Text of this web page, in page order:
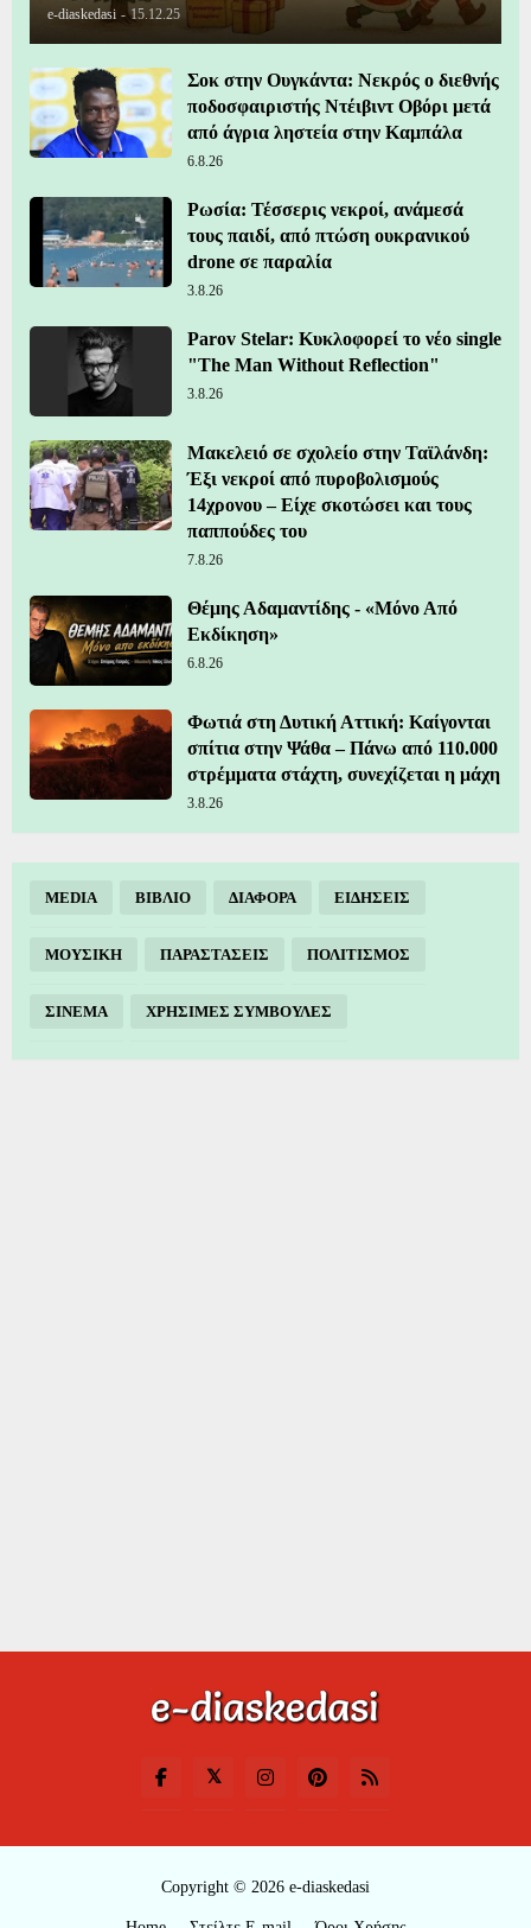
e-diaskedasi - 15.12.25
Σοκ στην Ουγκάντα: Νεκρός ο διεθνής
ποδοσφαιριστής Ντέιβιντ Οβόρι μετά
από άγρια ληστεία στην Καμπάλα
6.8.26
Ρωσία: Τέσσερις νεκροί, ανάμεσά
τους παιδί, από πτώση ουκρανικού
drone σε παραλία
3.8.26
Parov Stelar: Κυκλοφορεί το νέο single
"The Man Without Reflection"
3.8.26
Μακελειό σε σχολείο στην Ταϊλάνδη:
Έξι νεκροί από πυροβολισμούς
14χρονου – Είχε σκοτώσει και τους
παππούδες του
7.8.26
Θέμης Αδαμαντίδης - «Μόνο Από
Εκδίκηση»
6.8.26
Φωτιά στη Δυτική Αττική: Καίγονται
σπίτια στην Ψάθα – Πάνω από 110.000
στρέμματα στάχτη, συνεχίζεται η μάχη
3.8.26
MEDIA ΒΙΒΛΙΟ ΔΙΑΦΟΡΑ ΕΙΔΗΣΕΙΣ
ΜΟΥΣΙΚΗ ΠΑΡΑΣΤΑΣΕΙΣ ΠΟΛΙΤΙΣΜΟΣ
ΣΙΝΕΜΑ ΧΡΗΣΙΜΕΣ ΣΥΜΒΟΥΛΕΣ
Copyright © 2026 e-diaskedasi